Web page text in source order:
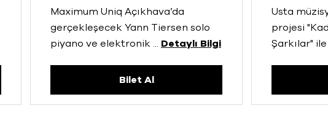
Maximum Uniq Açıkhava’da
gerçekleşecek Yann Tiersen solo
piyano ve elektronik ... Detaylı Bilgi
Bilet Al
Usta
projesi
Şarkılar" ile